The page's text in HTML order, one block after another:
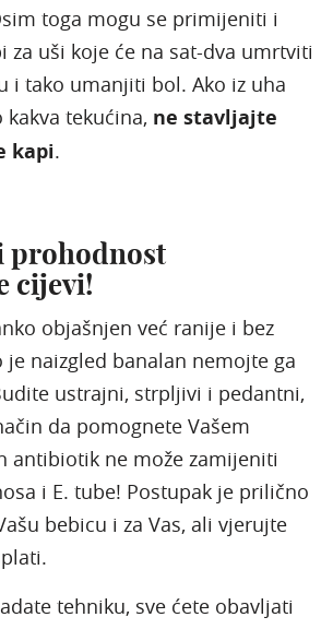
toga mogu se primijeniti i
za uši koje će na sat-dva umrtviti
i tako umanjiti bol. Ako iz uha
tekućina, ne stavljajte
kapi.
prohodnost
cijevi!
objašnjen već ranije i bez
je naizgled banalan nemojte ga
ustrajni, strpljivi i pedantni,
da pomognete Vašem
antibiotik ne može zamijeniti
i E. tube! Postupak je prilično
bebicu i za Vas, ali vjerujte
tehniku, sve ćete obavljati